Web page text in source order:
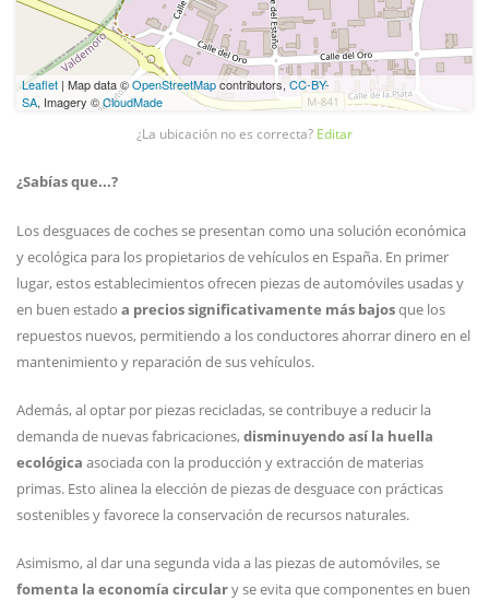
Leaflet | Map data ©OpenStreetMapcontributors, CC-BY-
SA, Imagery ©CloudMade
¿La ubicación no es correcta? Editar
¿Sabías que...?
Los desguaces de coches se presentan como una solución económica
y ecológica para los propietarios de vehículos en España. En primer
lugar, estos establecimientos ofrecen piezas de automóviles usadas y
en buen estado a precios significativamente más bajosque los
repuestos nuevos, permitiendo a los conductores ahorrar dinero en el
mantenimiento y reparación de sus vehículos.
Además, al optar por piezas recicladas, se contribuye a reducir la
demanda de nuevas fabricaciones,disminuyendo así la huella
ecológica asociada con la producción y extracción de materias
primas. Esto alinea la elección de piezas de desguace con prácticas
sostenibles y favorece la conservación de recursos naturales.
Asimismo, al dar una segunda vida a las piezas de automóviles, se
fomenta la economía circulary se evita que componentes en buen